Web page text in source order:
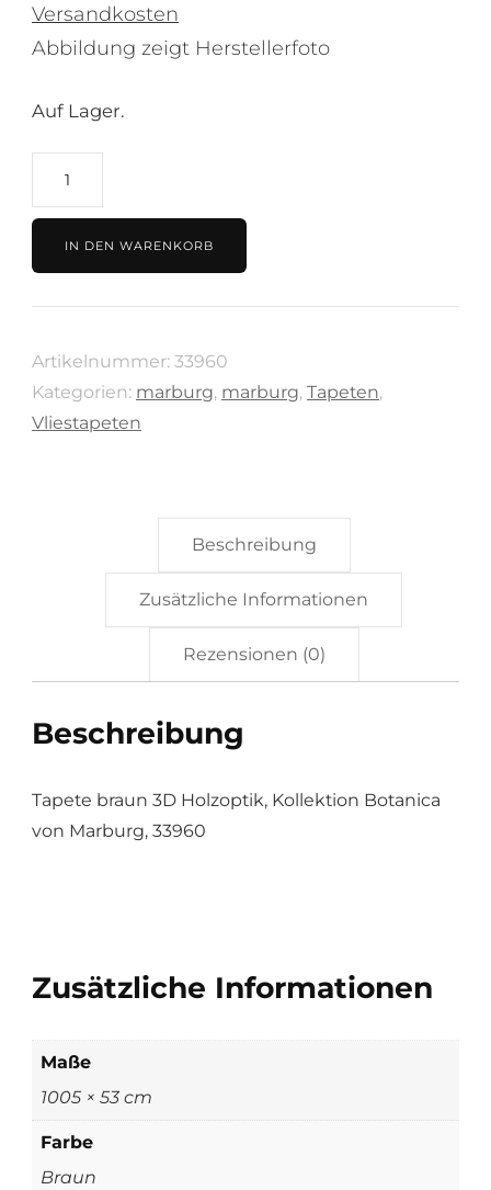
Versandkosten
Abbildung zeigt Herstellerfoto
Auf Lager.
braun,
Holzoptik,
Kollektion
von
Marburg,
IN DEN WARENKORB
Artikelnummer: 33960
Kategorien: marburg, marburg, Tapeten,
Vliestapeten
Beschreibung
Zusätzliche Informationen
Rezensionen (0)
Beschreibung
Tapete braun 3D Holzoptik, Kollektion Botanica
von Marburg, 33960
Zusätzliche Informationen
Maße
1005 × 53 cm
Farbe
Braun